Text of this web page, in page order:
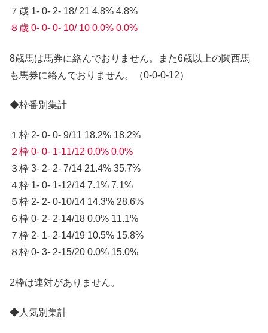
７歳 1- 0- 2- 18/ 21 4.8% 4.8%
８歳 0- 0- 0- 10/ 10 0.0% 0.0%
8歳馬は馬券に絡んでおりません。また6歳以上の関西馬
も馬券に絡んでおりません。（0-0-0-12）
◆枠番別集計
１枠 2- 0- 0- 9/11 18.2% 18.2%
２枠 0- 0- 1-11/12 0.0% 0.0%
３枠 3- 2- 2- 7/14 21.4% 35.7%
４枠 1- 0- 1-12/14 7.1% 7.1%
５枠 2- 2- 0-10/14 14.3% 28.6%
６枠 0- 2- 2-14/18 0.0% 11.1%
７枠 2- 1- 2-14/19 10.5% 15.8%
８枠 0- 3- 2-15/20 0.0% 15.0%
2枠は連対がありません。
◆人気別集計